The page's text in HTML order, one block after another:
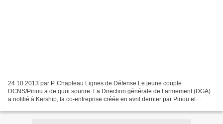
24.10.2013 par P. Chapleau Lignes de Défense Le jeune couple
DCNS/Piriou a de quoi sourire. La Direction générale de l’armement (DGA)
a notifié à Kership, la co-entreprise créée en avril dernier par Piriou et